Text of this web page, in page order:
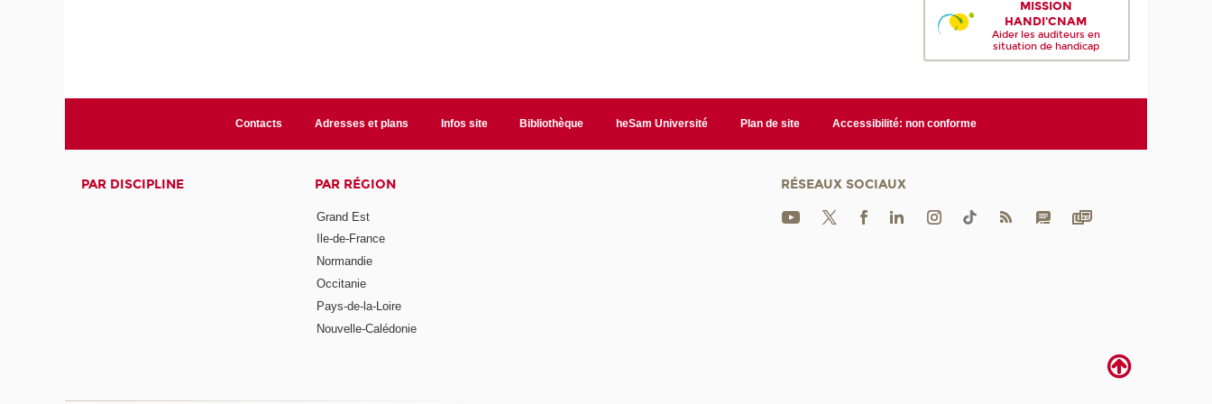
MISSION
HANDI'CNAM
Aider les auditeurs en
situation de handicap
Contacts Adresses et plans Infos site Bibliothèque heSam Université Plan de site Accessibilité: non conforme
PAR DISCIPLINE PAR RÉGION
Grand Est
Ile-de-France
Normandie
Occitanie
Pays-de-la-Loire
Nouvelle-Calédonie
RÉSEAUX SOCIAUX